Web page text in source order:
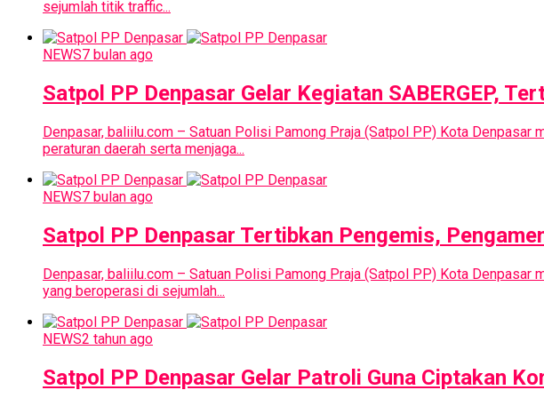
sejumlah titik traffic...
NEWS7 bulan ago
Satpol PP Denpasar Gelar Kegiatan SABERGEP,
Denpasar, baliilu.com – Satuan Polisi Pamong Praja (Satpol PP) Kota Denpasar
peraturan daerah serta menjaga...
NEWS7 bulan ago
Satpol PP Denpasar Tertibkan Pengemis,
Denpasar, baliilu.com – Satuan Polisi Pamong Praja (Satpol PP) Kota
yang beroperasi di sejumlah...
NEWS2 tahun ago
Satpol PP Denpasar Gelar Patroli Guna Ciptakan